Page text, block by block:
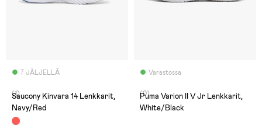
7 JÄLJELLÄ
(1)
Saucony Kinvara 14 Lenkkarit,
Navy/Red
Varastossa
(0)
Puma Varion II V Jr Lenkkarit,
White/Black